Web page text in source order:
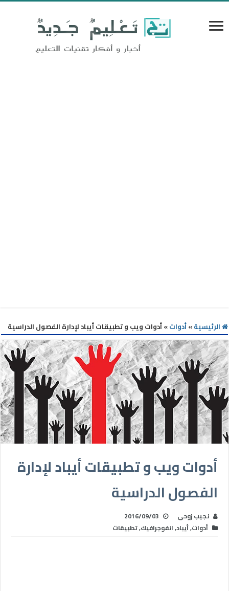
الرئيسية»أدوات»أدوات ويب و تطبيقات أيباد لإدارة الفصول الدراسية
أدوات ويب و تطبيقات أيباد لإدارة
الفصول الدراسية
نجيب زوحى
2016/09/03
أدوات,أيباد,انفوجرافيك,تطبيقات